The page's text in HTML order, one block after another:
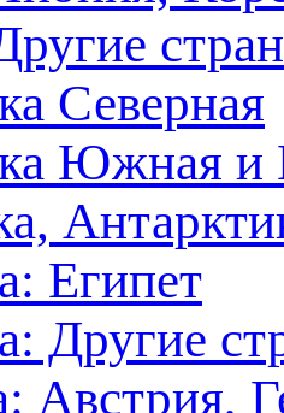
Северная
Южная и
Египет
Другие
Австрия,